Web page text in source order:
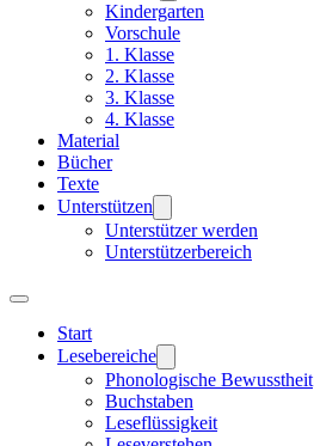
Kindergarten
Vorschule
1. Klasse
2. Klasse
3. Klasse
4. Klasse
Material
Bücher
Texte
Unterstützen
Unterstützer werden
Unterstützerbereich
Start
Lesebereiche
Phonologische Bewusstheit
Buchstaben
Leseflüssigkeit